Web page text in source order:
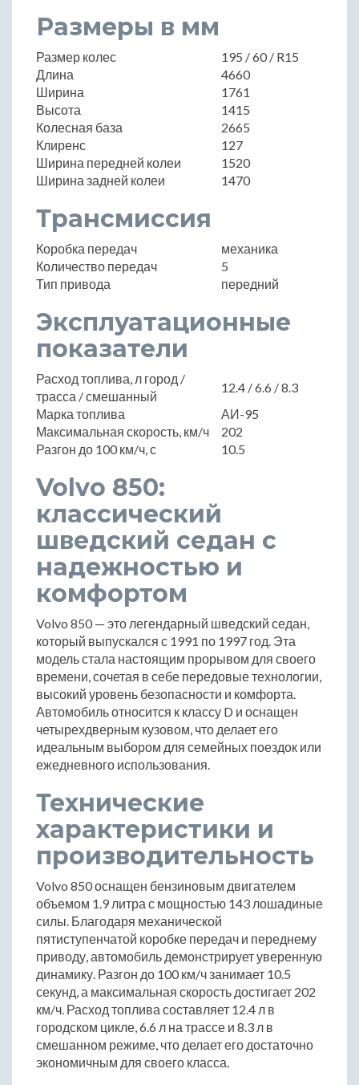
Размеры в мм
Размер колес
195 / 60 / R15
Длина
4660
Ширина
1761
Высота
1415
Колесная база
2665
Клиренс
127
Ширина передней колеи
1520
Ширина задней колеи
1470
Трансмиссия
Коробка передач
механика
Количество передач
5
Тип привода
передний
Эксплуатационные
показатели
Расход топлива, л город /
трасса / смешанный
12.4 / 6.6 / 8.3
Марка топлива
АИ-95
Максимальная скорость, км/ч
202
Разгон до 100 км/ч, с
10.5
Volvo 850:
классический
шведский седан с
надежностью и
комфортом
Volvo 850 — это легендарный шведский седан,
который выпускался с 1991 по 1997 год. Эта
модель стала настоящим прорывом для своего
времени, сочетая в себе передовые технологии,
высокий уровень безопасности и комфорта.
Автомобиль относится к классу D и оснащен
четырехдверным кузовом, что делает его
идеальным выбором для семейных поездок или
ежедневного использования.
Технические
характеристики и
производительность
Volvo 850 оснащен бензиновым двигателем
объемом 1.9 литра с мощностью 143 лошадиные
силы. Благодаря механической
пятиступенчатой коробке передач и переднему
приводу, автомобиль демонстрирует уверенную
динамику. Разгон до 100 км/ч занимает 10.5
секунд, а максимальная скорость достигает 202
км/ч. Расход топлива составляет 12.4 л в
городском цикле, 6.6 л на трассе и 8.3 л в
смешанном режиме, что делает его достаточно
экономичным для своего класса.